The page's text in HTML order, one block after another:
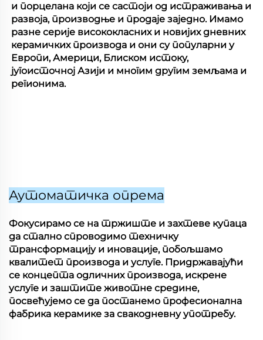
и порцелана који се састоји од истраживања и
развоја, производње и продаје заједно. Имамо
разне серије висококласних и новијих дневних
керамичких производа и они су популарни у
Европи, Америци, Блиском истоку,
југоисточној Азији и многим другим земљама и
регионима.
Аутоматичка опрема
Фокусирамо се на тржиште и захтеве купаца
да стално спроводимо техничку
трансформацију и иновације, побољшамо
квалитет производа и услуге. Придржавајући
се концепта одличних производа, искрене
услуге и заштите животне средине,
посвећујемо се да постанемо професионална
фабрика керамике за свакодневну употребу.